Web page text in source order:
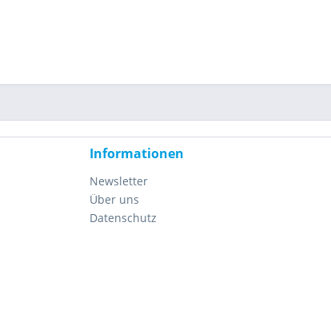
Informationen
Newsletter
Über uns
Datenschutz